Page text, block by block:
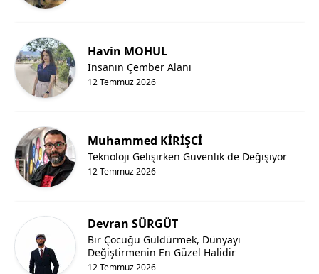
Havin MOHUL
12 Temmuz 2026
İnsanın Çember Alanı
Muhammed KİRİŞCİ
12 Temmuz 2026
Teknoloji Gelişirken Güvenlik de Değişiyor
Devran SÜRGÜT
12 Temmuz 2026
Bir Çocuğu Güldürmek, Dünyayı
Değiştirmenin En Güzel Halidir